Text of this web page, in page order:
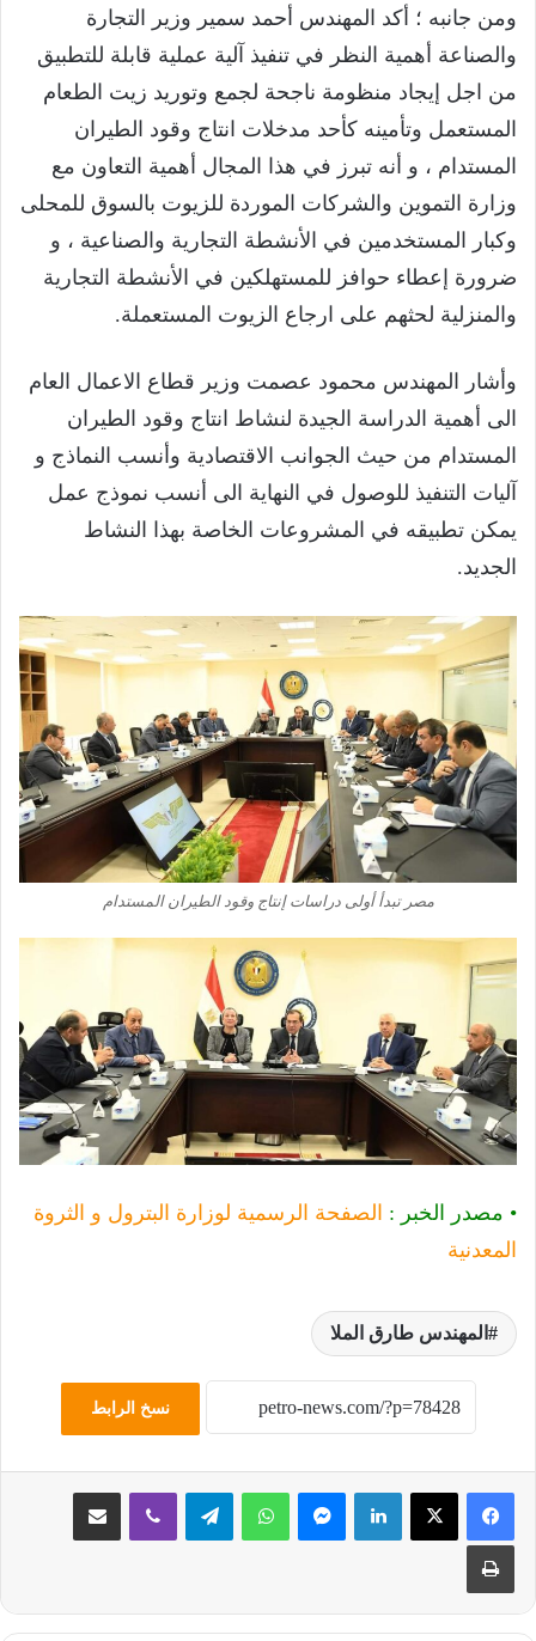
ومن جانبه ؛ أكد المهندس أحمد سمير وزير التجارة
والصناعة أهمية النظر في تنفيذ آلية عملية قابلة للتطبيق
من اجل إيجاد منظومة ناجحة لجمع وتوريد زيت الطعام
المستعمل وتأمينه كأحد مدخلات انتاج وقود الطيران
المستدام ، و أنه تبرز في هذا المجال أهمية التعاون مع
وزارة التموين والشركات الموردة للزيوت بالسوق للمحلى
وكبار المستخدمين في الأنشطة التجارية والصناعية ، و
ضرورة إعطاء حوافز للمستهلكين في الأنشطة التجارية
والمنزلية لحثهم على ارجاع الزيوت المستعملة.
وأشار المهندس محمود عصمت وزير قطاع الاعمال العام
الى أهمية الدراسة الجيدة لنشاط انتاج وقود الطيران
المستدام من حيث الجوانب الاقتصادية وأنسب النماذج و
آليات التنفيذ للوصول في النهاية الى أنسب نموذج عمل
يمكن تطبيقه في المشروعات الخاصة بهذا النشاط
الجديد.
مصر تبدأ أولى دراسات إنتاج وقود الطيران المستدام
• مصدر الخبر : الصفحة الرسمية لوزارة البترول و الثروة
المعدنية
المهندس طارق الملا
نسخ الرابط
لينكدإن ماسنجر واتساب تيلقرام ڤايبر مشاركة عبر البريد
طباعة